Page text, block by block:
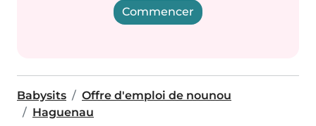
Commencer
Babysits
Offre d'emploi de nounou
Haguenau